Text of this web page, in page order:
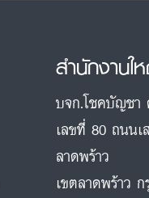
สำนักงาน
บจก.โชคบัญชา
เลขที่ 80 ถนน
ลาดพร้าว
เขตลาดพร้าว